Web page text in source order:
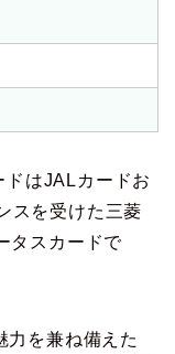
はJALカードお
スを受けた三菱
タスカードで
力を兼ね備えた